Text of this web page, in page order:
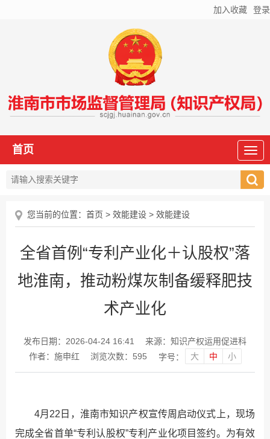
加入收藏 登录
首页
您当前的位置： 首页 > 效能建设 > 效能建设
全省首例“专利产业化＋认股权”落
地淮南，推动粉煤灰制备缓释肥技
术产业化
发布日期：2026-04-24 16:41
来源：知识产权运用促进科
作者：施申红
浏览次数： 595 字号： 大 中 小
4月22日，淮南市知识产权宣传周启动仪式上，现场
完成全省首单“专利认股权”专利产业化项目签约。为有效